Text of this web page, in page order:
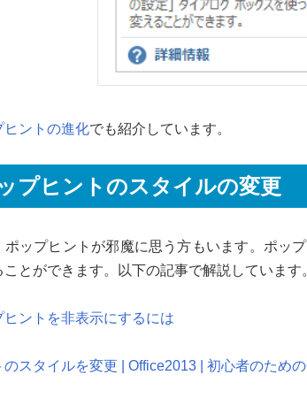
ヒントの進化でも紹介しています。
プヒントのスタイルの変更
ポップヒントが邪魔に思う方もいます。ポッ
ことができます。以下の記事で解説しています
ヒントを非表示にするには
のスタイルを変更 | Office2013 | 初心者のため